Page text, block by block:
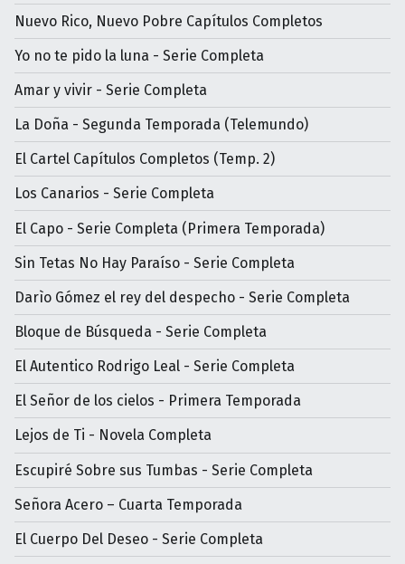
Nuevo Rico, Nuevo Pobre Capítulos Completos
Yo no te pido la luna - Serie Completa
Amar y vivir - Serie Completa
La Doña - Segunda Temporada (Telemundo)
El Cartel Capítulos Completos (Temp. 2)
Los Canarios - Serie Completa
El Capo - Serie Completa (Primera Temporada)
Sin Tetas No Hay Paraíso - Serie Completa
Darìo Gómez el rey del despecho - Serie Completa
Bloque de Búsqueda - Serie Completa
El Autentico Rodrigo Leal - Serie Completa
El Señor de los cielos - Primera Temporada
Lejos de Ti - Novela Completa
Escupiré Sobre sus Tumbas - Serie Completa
Señora Acero – Cuarta Temporada
El Cuerpo Del Deseo - Serie Completa